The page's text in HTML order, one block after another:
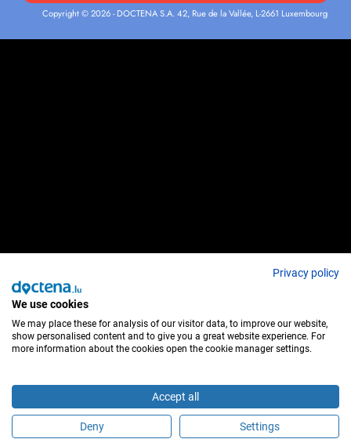
Faça uma marcação online
Copyright © 2026 - DOCTENA S.A. 42, Rue de la Vallée, L-2661 Luxembourg
Privacy policy
We use cookies
We may place these for analysis of our visitor data, to improve our website,
show personalised content and to give you a great website experience. For
more information about the cookies open the cookie manager settings.
Accept all
Deny Settings